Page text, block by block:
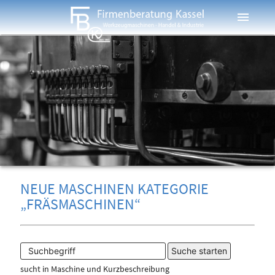
menu
NEUE MASCHINEN KATEGORIE
„FRÄSMASCHINEN“
sucht in Maschine und Kurzbeschreibung